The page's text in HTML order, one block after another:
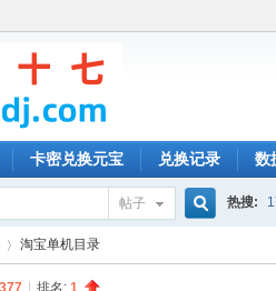
卡密兑换元宝 兑换记录 数
帖子 热搜:
淘宝单机目录
377 排名: 1